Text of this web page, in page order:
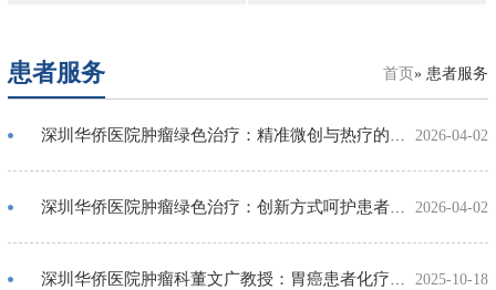
党建工会
护理专区
肿瘤医学质控中心
患者服务 首页» 患者服务
2026-04-02
深圳华侨医院肿瘤绿色治疗：精准微创与热疗的联袂奏效
2026-04-02
深圳华侨医院肿瘤绿色治疗：创新方式呵护患者，重塑生活质量
2025-10-18
深圳华侨医院肿瘤科董文广教授：胃癌患者化疗期间恶心、呕吐怎么办？医生支招！